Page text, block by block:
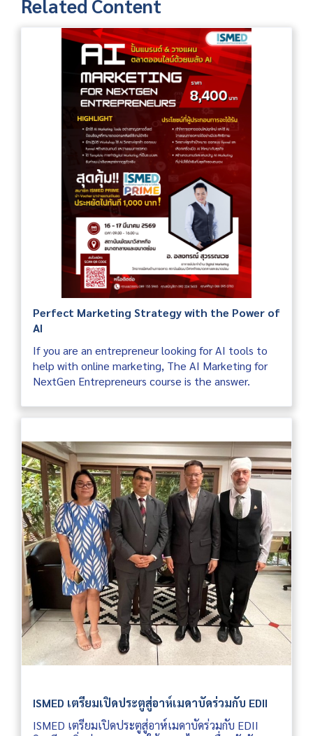
Related Content
Perfect Marketing Strategy with the Power of
AI
If you are an entrepreneur looking for AI tools to
help with online marketing, The AI ​​Marketing for
NextGen Entrepreneurs course is the answer.
ISMED เตรียมเปิดประตูสู่อาห์เมดาบัดร่วมกับ EDII
ISMED เตรียมเปิดประตูสู่อาห์เมดาบัดร่วมกับ EDII